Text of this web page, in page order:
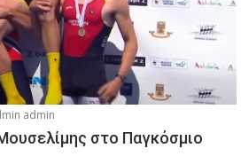
admin
στο Παγκόσμιο